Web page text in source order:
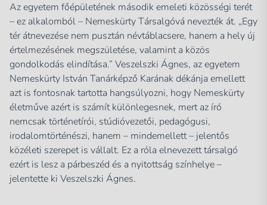
Az egyetem főépületének második emeleti közösségi terét
– ez alkalomból – Nemeskürty Társalgóvá nevezték át. „Egy
tér átnevezése nem pusztán névtáblacsere, hanem a hely új
értelmezésének megszületése, valamint a közös
gondolkodás elindítása.” Veszelszki Ágnes, az egyetem
Nemeskürty István Tanárképző Karának dékánja emellett
azt is fontosnak tartotta hangsúlyozni, hogy Nemeskürty
életműve azért is számít különlegesnek, mert az író
nemcsak történetírói, stúdióvezetői, pedagógusi,
irodalomtörténészi, hanem – mindemellett – jelentős
közéleti szerepet is vállalt. Ez a róla elnevezett társalgó
ezért is lesz a párbeszéd és a nyitottság színhelye –
jelentette ki Veszelszki Ágnes.